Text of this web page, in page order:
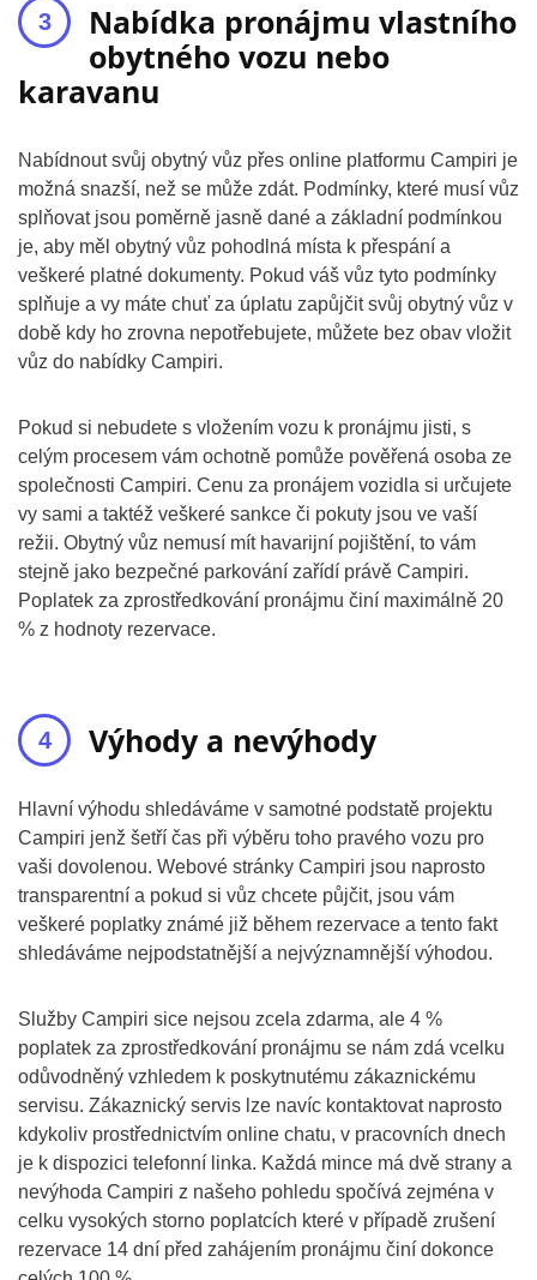
Nabídka pronájmu vlastního
obytného vozu nebo
karavanu
Nabídnout svůj obytný vůz přes online platformu Campiri je
možná snazší, než se může zdát. Podmínky, které musí vůz
splňovat jsou poměrně jasně dané a základní podmínkou
je, aby měl obytný vůz pohodlná místa k přespání a
veškeré platné dokumenty. Pokud váš vůz tyto podmínky
splňuje a vy máte chuť za úplatu zapůjčit svůj obytný vůz v
době kdy ho zrovna nepotřebujete, můžete bez obav vložit
vůz do nabídky Campiri.
Pokud si nebudete s vložením vozu k pronájmu jisti, s
celým procesem vám ochotně pomůže pověřená osoba ze
společnosti Campiri. Cenu za pronájem vozidla si určujete
vy sami a taktéž veškeré sankce či pokuty jsou ve vaší
režii. Obytný vůz nemusí mít havarijní pojištění, to vám
stejně jako bezpečné parkování zařídí právě Campiri.
Poplatek za zprostředkování pronájmu činí maximálně 20
% z hodnoty rezervace.
Výhody a nevýhody
Hlavní výhodu shledáváme v samotné podstatě projektu
Campiri jenž šetří čas při výběru toho pravého vozu pro
vaši dovolenou. Webové stránky Campiri jsou naprosto
transparentní a pokud si vůz chcete půjčit, jsou vám
veškeré poplatky známé již během rezervace a tento fakt
shledáváme nejpodstatnější a nejvýznamnější výhodou.
Služby Campiri sice nejsou zcela zdarma, ale 4 %
poplatek za zprostředkování pronájmu se nám zdá vcelku
odůvodněný vzhledem k poskytnutému zákaznickému
servisu. Zákaznický servis lze navíc kontaktovat naprosto
kdykoliv prostřednictvím online chatu, v pracovních dnech
je k dispozici telefonní linka. Každá mince má dvě strany a
nevýhoda Campiri z našeho pohledu spočívá zejména v
celku vysokých storno poplatcích které v případě zrušení
rezervace 14 dní před zahájením pronájmu činí dokonce